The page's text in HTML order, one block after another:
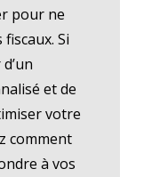
pour ne
Si
et de
votre
comment
à vos